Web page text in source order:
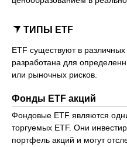
ТИПЫ ETF
ETF существуют в
разработана для
или рыночных рисков.
Фонды ETF акций
Фондовые ETF являются
торгуемых ETF. Они
портфель акций и могут